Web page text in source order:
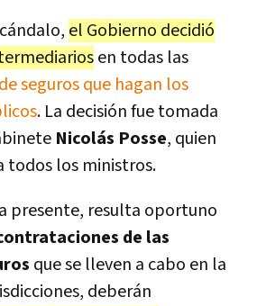
el Gobierno decidió
en todas las
seguros que hagan los
. La decisión fue tomada
Nicolás Posse, quien
todos los ministros.
presente, resulta oportuno
de las
que se lleven a cabo en la
deberán